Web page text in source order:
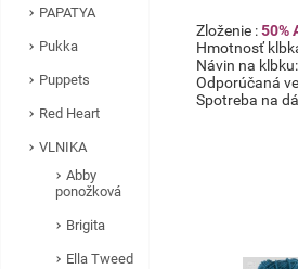
PAPATYA
Pukka
Puppets
Red Heart
VLNIKA
Abby
ponožková
Brigita
Ella Tweed
Zloženie :50%
Hmotnosť
Návin na klbku:
Odporúčaná
Spotreba na